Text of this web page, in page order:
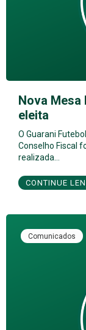
Nova Mesa
eleita
O Guarani
Conselho Fiscal
realizada…
CONTINUE
Comunicados